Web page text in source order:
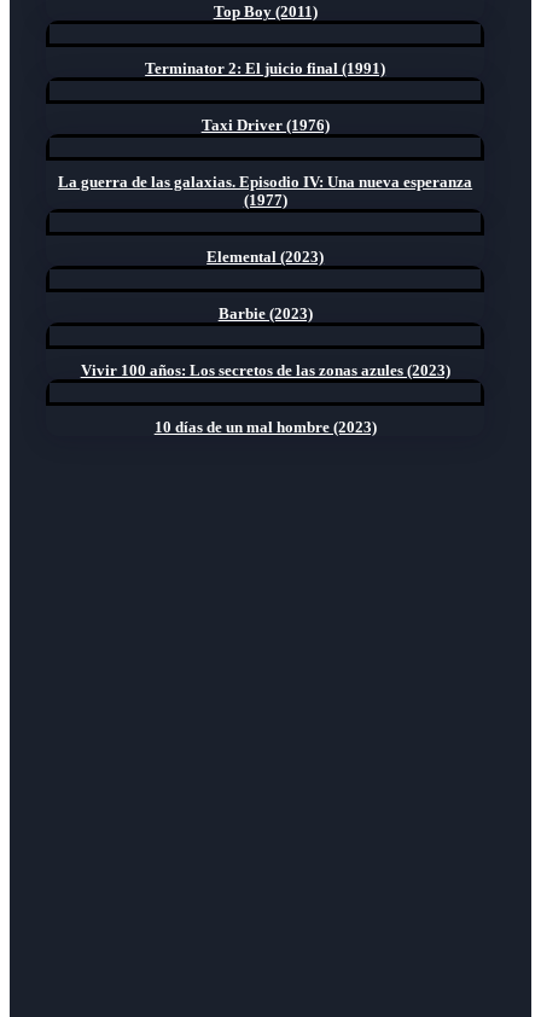
Top Boy (2011)
Terminator 2: El juicio final (1991)
Taxi Driver (1976)
La guerra de las galaxias. Episodio IV: Una nueva esperanza
(1977)
Elemental (2023)
Barbie (2023)
Vivir 100 años: Los secretos de las zonas azules (2023)
10 días de un mal hombre (2023)